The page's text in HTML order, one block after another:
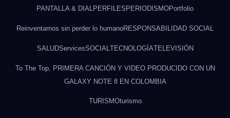
PANTALLA & DIALPERFILES PERIODISMOPortfolio
Reinventarnos sin perder lo humanoRESPONSABILIDAD SOCIAL
SALUDServicesSOCIAL TECNOLOGÍATELEVISIÓN
To The Top, PRIMERA CANCIÓN Y VIDEO PRODUCIDO CON UN
GALAXY NOTE 8 EN COLOMBIA
TURISMOturismo